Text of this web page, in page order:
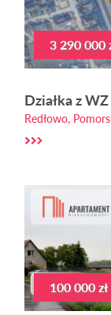
3 290 000
Działka z
Redłowo,
100 000